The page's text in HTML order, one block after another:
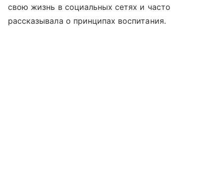
свою жизнь в социальных сетях и часто
рассказывала о принципах воспитания.